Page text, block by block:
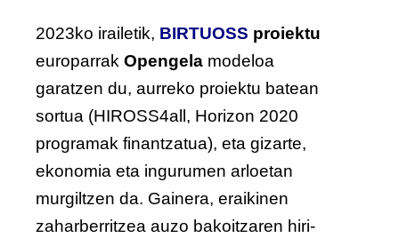
2023ko irailetik, BIRTUOSS proiektu
europarrak Opengela modeloa
garatzen du, aurreko proiektu batean
sortua (HIROSS4all, Horizon 2020
programak finantzatua), eta gizarte,
ekonomia eta ingurumen arloetan
murgiltzen da. Gainera, eraikinen
zaharberritzea auzo bakoitzaren hiri-